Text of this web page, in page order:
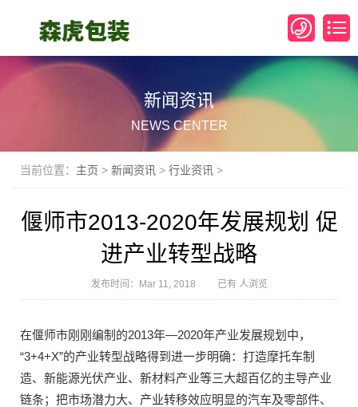
新闻资讯
NEWS CENTER
当前位置： 主页 > 新闻资讯 > 行业资讯 >
偃师市2013-2020年发展规划 促
进产业转型战略
发布时间：Mar 11, 2018 已有 人浏览
在偃师市刚刚编制的2013年—2020年产业发展规划中，
“3+4+X”的产业转型战略得到进一步明确：打造摩托车制
造、新能源光伏产业、新材料产业等三大超百亿的主导产业
链条；把市场潜力大、产业转移效应明显的汽车及零部件、